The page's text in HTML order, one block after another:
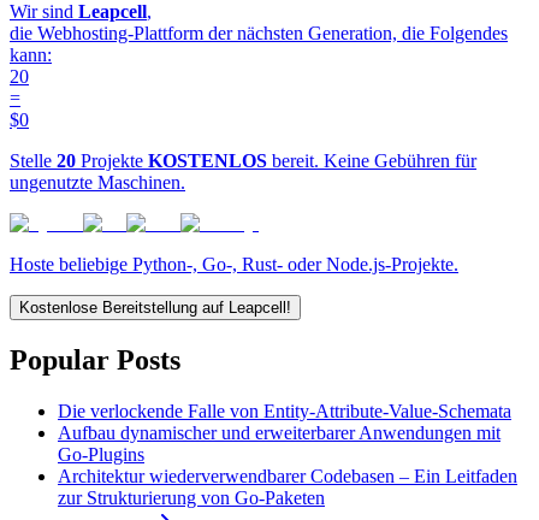
Wir sind Leapcell,
die Webhosting-Plattform der nächsten Generation, die Folgendes
kann:
20
=
$0
Stelle 20 Projekte KOSTENLOS bereit. Keine Gebühren für
ungenutzte Maschinen.
Hoste beliebige Python-, Go-, Rust- oder Node.js-Projekte.
Kostenlose Bereitstellung auf Leapcell!
Popular Posts
Die verlockende Falle von Entity-Attribute-Value-Schemata
Aufbau dynamischer und erweiterbarer Anwendungen mit
Go-Plugins
Architektur wiederverwendbarer Codebasen – Ein Leitfaden
zur Strukturierung von Go-Paketen